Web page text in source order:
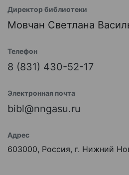
Директор библиотеки
Мовчан Светлана
Телефон
8 (831) 430-52-17
Электронная почта
bibl@nngasu.ru
Адрес
603000, Россия, г. Нижний